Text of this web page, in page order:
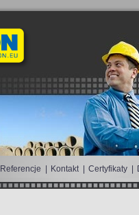
Referencje Kontakt Certyfikaty